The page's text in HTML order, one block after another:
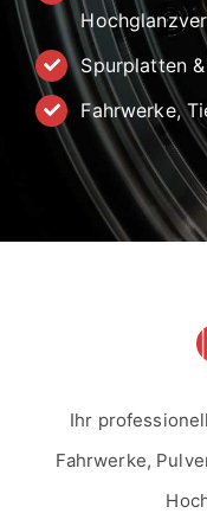
Spurplatten
Fahrwerke,
Ihr
Fahrwerke,